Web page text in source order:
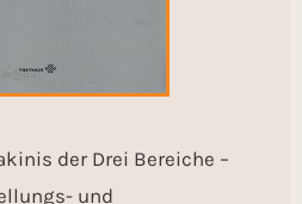
der Drei Bereiche –
und